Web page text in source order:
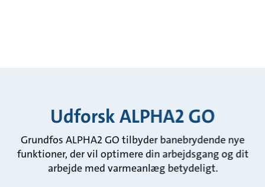
Udforsk ALPHA2 GO
Grundfos ALPHA2 GO tilbyder banebrydende nye
funktioner, der vil optimere din arbejdsgang og dit
arbejde med varmeanlæg betydeligt.